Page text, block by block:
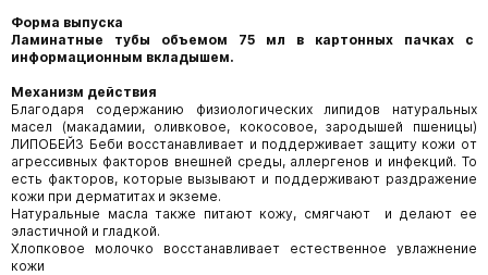
Форма выпуска
Ламинатные тубы объемом 75 мл в картонных пачках с
информационным вкладышем.
Механизм действия
Благодаря содержанию физиологических липидов натуральных
масел (макадамии, оливковое, кокосовое, зародышей пшеницы)
ЛИПОБЕЙЗ Беби восстанавливает и поддерживает защиту кожи от
агрессивных факторов внешней среды, аллергенов и инфекций. То
есть факторов, которые вызывают и поддерживают раздражение
кожи при дерматитах и экземе.
Натуральные масла также питают кожу, смягчают и делают ее
эластичной и гладкой.
Хлопковое молочко восстанавливает естественное увлажнение
кожи